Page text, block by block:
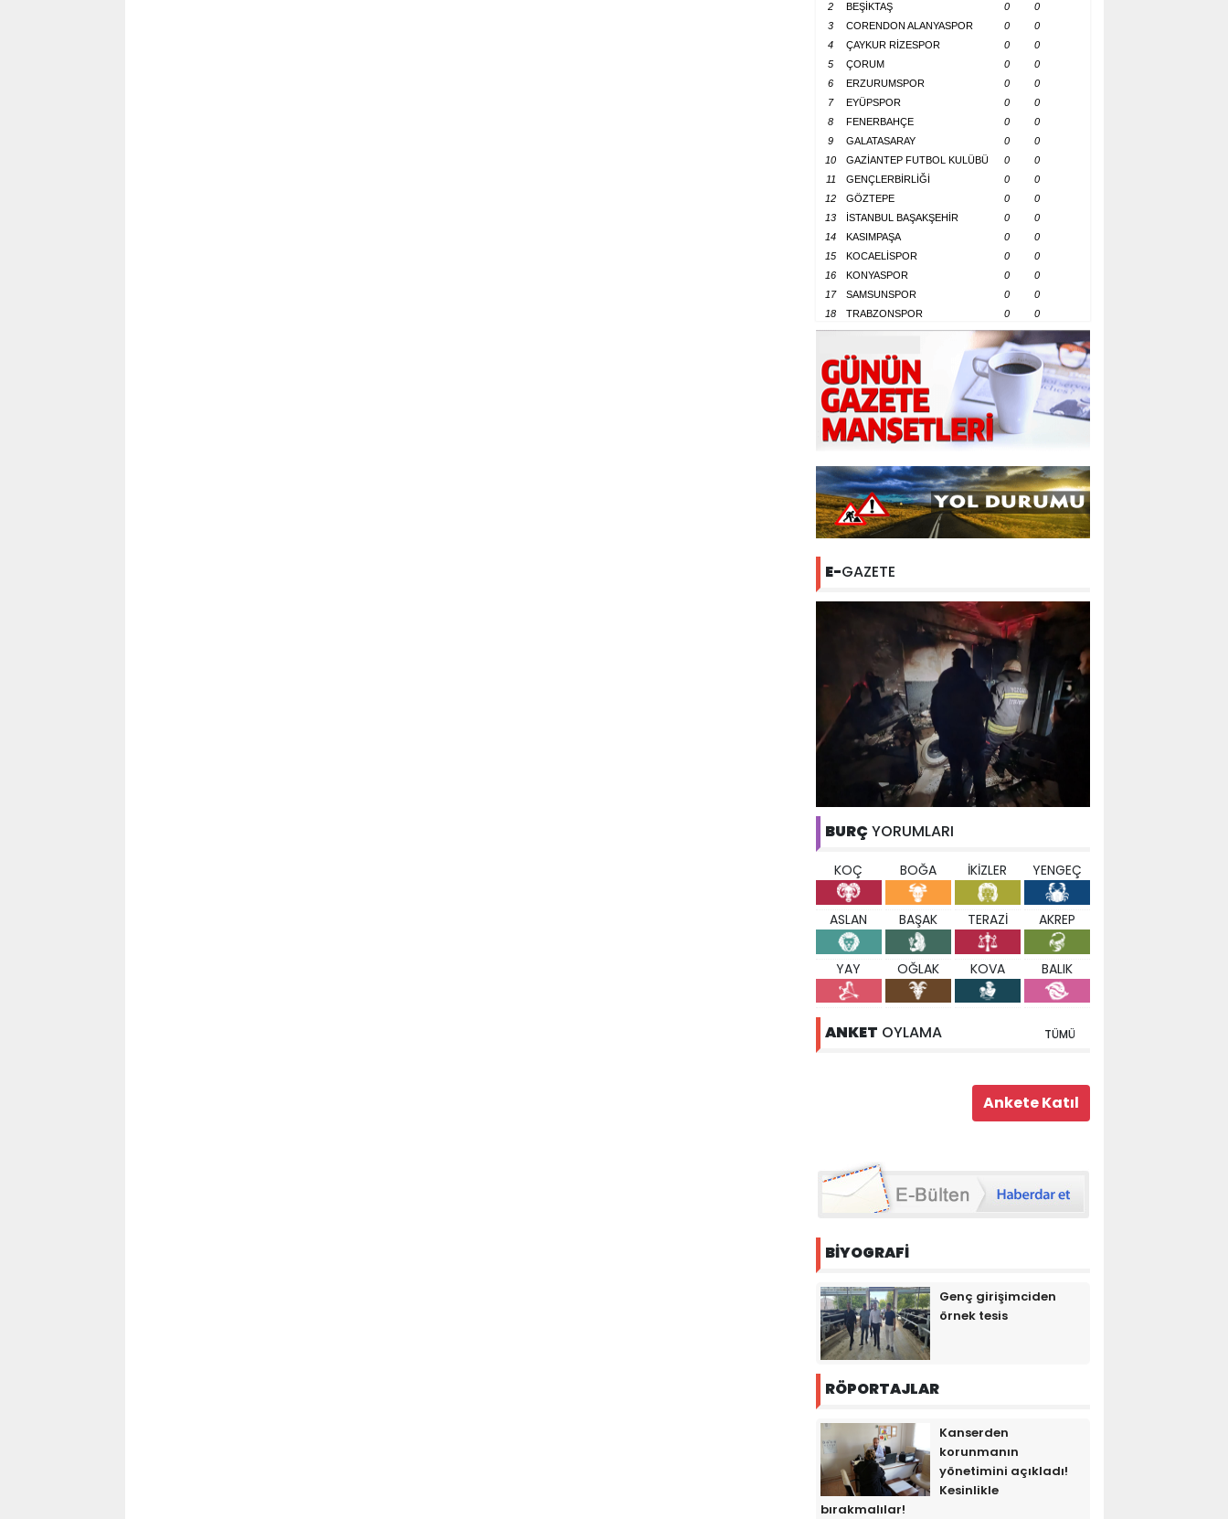
2
BEŞİKTAŞ 0
0
3
CORENDON ALANYASPOR 0
0
4
ÇAYKUR RİZESPOR 0
0
5
ÇORUM 0
0
6
ERZURUMSPOR 0
0
7
EYÜPSPOR 0
0
8
FENERBAHÇE 0
0
9
GALATASARAY 0
0
10
GAZİANTEP FUTBOL KULÜBÜ 0
0
11
GENÇLERBİRLİĞİ 0
0
12
GÖZTEPE 0
0
13
İSTANBUL BAŞAKŞEHİR 0
0
14
KASIMPAŞA 0
0
15
KOCAELİSPOR 0
0
16
KONYASPOR 0
0
17
SAMSUNSPOR 0
0
18
TRABZONSPOR 0 0
E-GAZETE
BURÇ YORUMLARI
KOÇ BOĞA İKİZLER YENGEÇ
ASLAN BAŞAK TERAZİ AKREP
YAY OĞLAK KOVA BALIK
ANKET OYLAMA TÜMÜ
BİYOGRAFİ
Genç girişimciden
örnek tesis
RÖPORTAJLAR
Kanserden
korunmanın
yönetimini açıkladı!
Kesinlikle
bırakmalılar!